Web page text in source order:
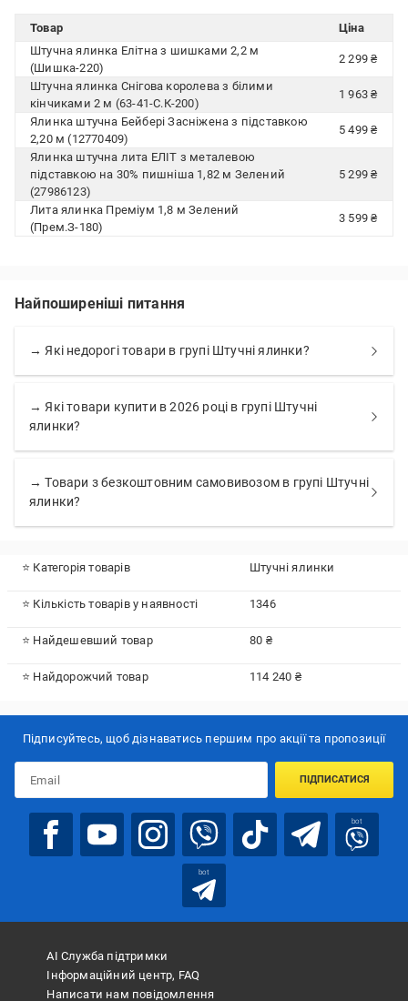
Товар
Ціна
Штучна ялинка Елітна з шишками 2,2 м
(Шишка-220)
2 299 ₴
Штучна ялинка Снігова королева з білими
кінчиками 2 м (63-41-С.К-200)
1 963 ₴
Ялинка штучна Бейбері Засніжена з підставкою
2,20 м (12770409)
5 499 ₴
Ялинка штучна лита ЕЛІТ з металевою
підставкою на 30% пишніша 1,82 м Зелений
(27986123)
5 299 ₴
Лита ялинка Преміум 1,8 м Зелений
(Прем.З-180)
3 599 ₴
Найпоширеніші питання
→ Які недорогі товари в групі Штучні ялинки?
→ Які товари купити в 2026 році в групі Штучні
ялинки?
→ Товари з безкоштовним самовивозом в групі Штучні
ялинки?
⭐ Категорія товарів Штучні ялинки
⭐ Кількість товарів у наявності 1346
⭐ Найдешевший товар 80 ₴
⭐ Найдорожчий товар 114 240 ₴
Підписуйтесь, щоб дізнаватись першим про акції та пропозиції
ПІДПИСАТИСЯ
bot
bot
АІ Служба підтримки
Інформаційний центр, FAQ
Написати нам повідомлення